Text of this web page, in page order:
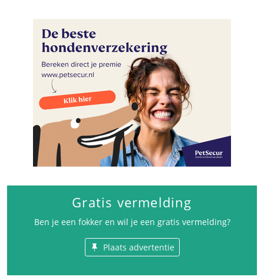
Gratis vermelding
Ben je een fokker en wil je een gratis vermelding?
Plaats advertentie